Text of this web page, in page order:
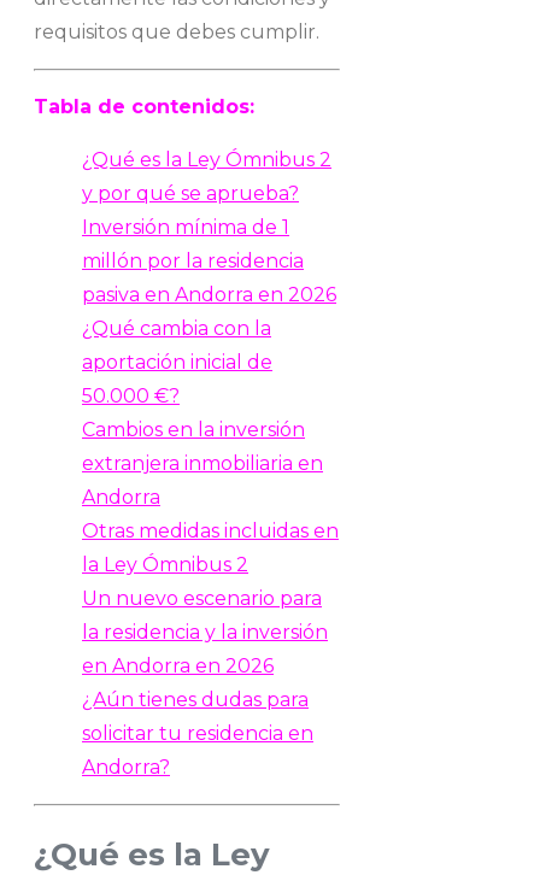
requisitos que debes cumplir.
Tabla de contenidos:
¿Qué es la Ley Ómnibus 2
y por qué se aprueba?
Inversión mínima de 1
millón por la residencia
pasiva en Andorra en 2026
¿Qué cambia con la
aportación inicial de
50.000 €?
Cambios en la inversión
extranjera inmobiliaria en
Andorra
Otras medidas incluidas en
la Ley Ómnibus 2
Un nuevo escenario para
la residencia y la inversión
en Andorra en 2026
¿Aún tienes dudas para
solicitar tu residencia en
Andorra?
¿Qué es la Ley